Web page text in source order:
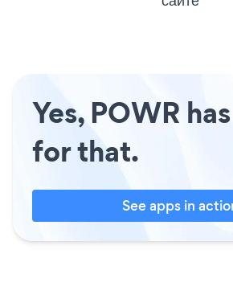
Yes, POWR
for that.
See apps in